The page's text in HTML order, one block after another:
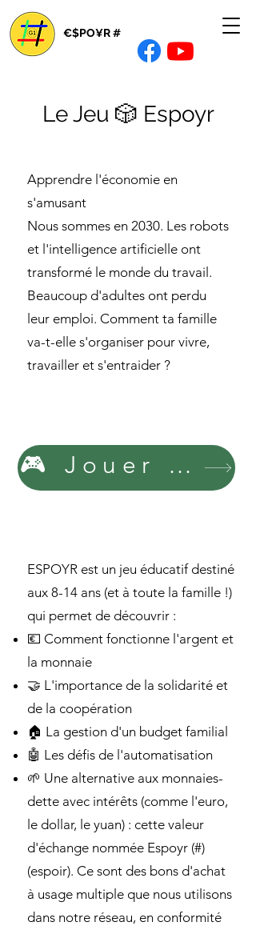
€$PO¥R #
Le Jeu 🎲 Espoyr
Apprendre l'économie en
s'amusant
Nous sommes en 2030. Les robots
et l'intelligence artificielle ont
transformé le monde du travail.
Beaucoup d'adultes ont perdu
leur emploi. Comment ta famille
va-t-elle s'organiser pour vivre,
travailler et s'entraider ?
🎮 Jouer maintenant
ESPOYR est un jeu éducatif destiné
aux 8-14 ans (et à toute la famille !)
qui permet de découvrir :
💶 Comment fonctionne l'argent et
la monnaie
🤝 L'importance de la solidarité et
de la coopération
🏠 La gestion d'un budget familial
🤖 Les défis de l'automatisation
🌱 Une alternative aux monnaies-
dette avec intérêts (comme l'euro,
le dollar, le yuan) : cette valeur
d'échange nommée Espoyr (#)
(espoir). Ce sont des bons d'achat
à usage multiple que nous utilisons
dans notre réseau, en conformité